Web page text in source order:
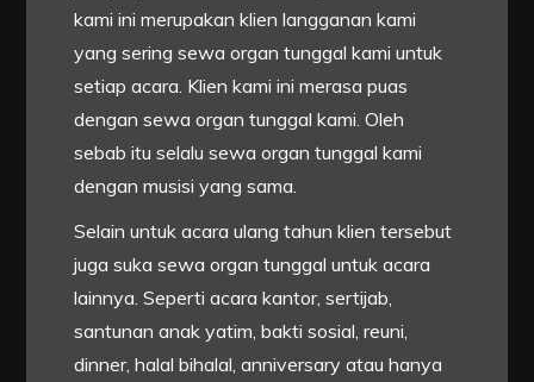
kami ini merupakan klien langganan kami
yang sering sewa organ tunggal kami untuk
setiap acara. Klien kami ini merasa puas
dengan sewa organ tunggal kami. Oleh
sebab itu selalu sewa organ tunggal kami
dengan musisi yang sama.
Selain untuk acara ulang tahun klien tersebut
juga suka sewa organ tunggal untuk acara
lainnya. Seperti acara kantor, sertijab,
santunan anak yatim, bakti sosial, reuni,
dinner, halal bihalal, anniversary atau hanya